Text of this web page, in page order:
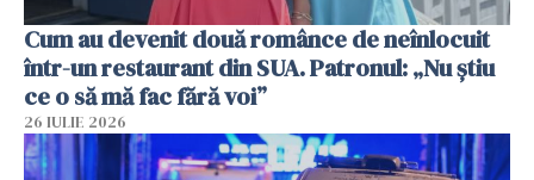
Cum au devenit două românce de neînlocuit
într-un restaurant din SUA. Patronul: „Nu știu
ce o să mă fac fără voi”
26 IULIE 2026